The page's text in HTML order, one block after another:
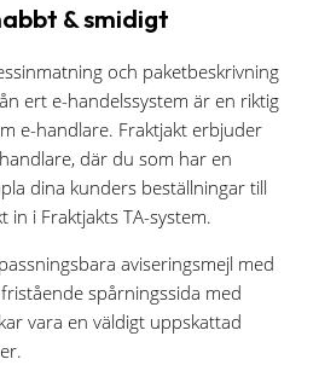
& smidigt
och paketbeskrivning
ert e-handelssystem är en riktig
e-handlare. Fraktjakt erbjuder
där du som har en
dina kunders beställningar till
i Fraktjakts TA-system.
aviseringsmejl med
spårningssida med
vara en väldigt uppskattad